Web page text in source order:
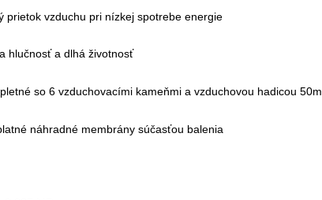
prietok vzduchu pri nízkej spotrebe energie
hlučnosť a dlhá životnosť
so 6 vzduchovacími kameňmi a vzduchovou hadicou 50m.
náhradné membrány súčasťou balenia